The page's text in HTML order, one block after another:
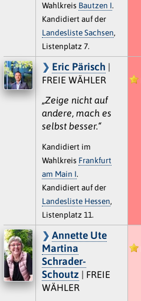
Wahlkreis Bautzen I.
Kandidiert auf der
Landesliste Sachsen,
Listenplatz 7.
Eric Pärisch |
FREIE WÄHLER
„Zeige nicht auf
andere, mach es
selbst besser.“
Kandidiert im
Wahlkreis Frankfurt
am Main I.
Kandidiert auf der
Landesliste Hessen,
Listenplatz 11.
Annette Ute
Martina
Schrader-
Schoutz | FREIE
WÄHLER